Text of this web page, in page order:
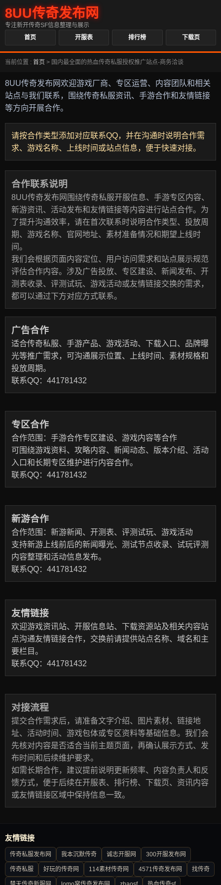
8UU传奇发布网
专注新开传奇SF信息整理与展示
首页
开服表 排行榜 下载页
当前位置 : 首页 > 国内最全面的热血传奇私服授权推广站点-商务洽谈
8UU传奇发布网欢迎游戏厂商、专区运营、内容团队和相关
站点与我们联系，围绕传奇私服资讯、手游合作和友情链接
等方向开展合作。
请按合作类型添加对应联系QQ，并在沟通时说明合作需
求、游戏名称、上线时间或站点信息，便于快速对接。
合作联系说明
8UU传奇发布网围绕传奇私服开服信息、手游专区内容、
新游资讯、活动发布和友情链接等内容进行站点合作。为
了提升沟通效率，请在首次联系时说明合作类型、投放周
期、游戏名称、官网地址、素材准备情况和期望上线时
间。
我们会根据页面内容定位、用户访问需求和站点展示规范
评估合作内容。涉及广告投放、专区建设、新闻发布、开
测表收录、评测试玩、游戏活动或友情链接交换的需求，
都可以通过下方对应方式联系。
广告合作
适合传奇私服、手游产品、游戏活动、下载入口、品牌曝
光等推广需求，可沟通展示位置、上线时间、素材规格和
投放周期。
联系QQ：441781432
专区合作
合作范围：手游合作专区建设、游戏内容等合作
可围绕游戏资料、攻略内容、新闻动态、版本介绍、活动
入口和长期专区维护进行内容合作。
联系QQ：441781432
新游合作
合作范围：新游新闻、开测表、评测试玩、游戏活动
支持新游上线前后的新闻曝光、测试节点收录、试玩评测
内容整理和活动信息发布。
联系QQ：441781432
友情链接
欢迎游戏资讯站、开服信息站、下载资源站及相关内容站
点沟通友情链接合作，交换前请提供站点名称、域名和主
要栏目。
联系QQ：441781432
对接流程
提交合作需求后，请准备文字介绍、图片素材、链接地
址、活动时间、游戏包体或专区资料等基础信息。我们会
先核对内容是否适合当前主题页面，再确认展示方式、发
布时间和后续维护要求。
如需长期合作，建议提前说明更新频率、内容负责人和反
馈方式，便于后续在开服表、排行榜、下载页、资讯内容
或友情链接区域中保持信息一致。
友情链接
传奇私服发布网 我本沉默传奇 诚志开服网 300开服发布网
传奇私服 好玩的传奇网 114素材传奇网 4571传奇发布网 找传奇